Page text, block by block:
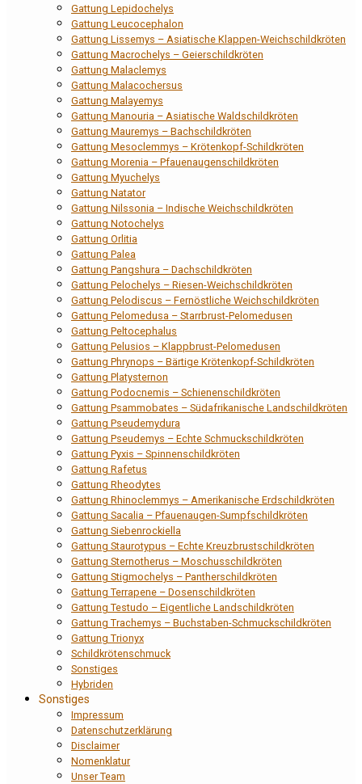
Gattung Lepidochelys
Gattung Leucocephalon
Gattung Lissemys – Asiatische Klappen-Weichschildkröten
Gattung Macrochelys – Geierschildkröten
Gattung Malaclemys
Gattung Malacochersus
Gattung Malayemys
Gattung Manouria – Asiatische Waldschildkröten
Gattung Mauremys – Bachschildkröten
Gattung Mesoclemmys – Krötenkopf-Schildkröten
Gattung Morenia – Pfauenaugenschildkröten
Gattung Myuchelys
Gattung Natator
Gattung Nilssonia – Indische Weichschildkröten
Gattung Notochelys
Gattung Orlitia
Gattung Palea
Gattung Pangshura – Dachschildkröten
Gattung Pelochelys – Riesen-Weichschildkröten
Gattung Pelodiscus – Fernöstliche Weichschildkröten
Gattung Pelomedusa – Starrbrust-Pelomedusen
Gattung Peltocephalus
Gattung Pelusios – Klappbrust-Pelomedusen
Gattung Phrynops – Bärtige Krötenkopf-Schildkröten
Gattung Platysternon
Gattung Podocnemis – Schienenschildkröten
Gattung Psammobates – Südafrikanische Landschildkröten
Gattung Pseudemydura
Gattung Pseudemys – Echte Schmuckschildkröten
Gattung Pyxis – Spinnenschildkröten
Gattung Rafetus
Gattung Rheodytes
Gattung Rhinoclemmys – Amerikanische Erdschildkröten
Gattung Sacalia – Pfauenaugen-Sumpfschildkröten
Gattung Siebenrockiella
Gattung Staurotypus – Echte Kreuzbrustschildkröten
Gattung Sternotherus – Moschusschildkröten
Gattung Stigmochelys – Pantherschildkröten
Gattung Terrapene – Dosenschildkröten
Gattung Testudo – Eigentliche Landschildkröten
Gattung Trachemys – Buchstaben-Schmuckschildkröten
Gattung Trionyx
Schildkrötenschmuck
Sonstiges
Hybriden
Sonstiges
Impressum
Datenschutzerklärung
Disclaimer
Nomenklatur
Unser Team